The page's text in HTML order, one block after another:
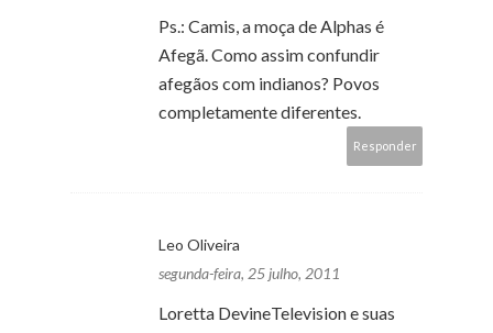
Ps.: Camis, a moça de Alphas é
Afegã. Como assim confundir
afegãos com indianos? Povos
completamente diferentes.
Responder
Leo Oliveira
segunda-feira, 25 julho, 2011
Loretta DevineTelevision e suas